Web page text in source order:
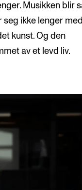
Musikken blir
seg ikke lenger
kunst. Og den
av et levd liv.